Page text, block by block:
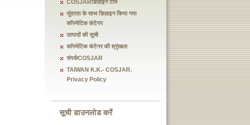
COSJARडिज़ाइन टीम
सुंदरता के साथ डिज़ाइन किया गया
कॉस्मेटिक कंटेनर
उत्पादों की सूची
कॉस्मेटिक कंटेनर की श्रृंखला
संपर्कCOSJAR
TAIWAN K.K.- COSJAR.
Privacy Policy
सूची डाउनलोड करें